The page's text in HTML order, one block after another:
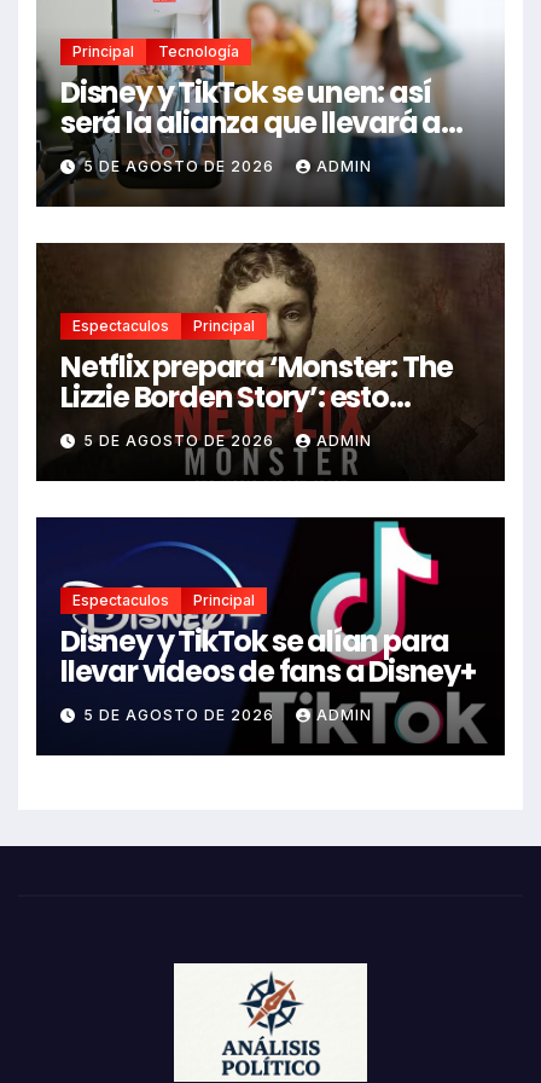
Principal Tecnología
Disney y TikTok se unen: así
será la alianza que llevará a
Mickey, Marvel y Star Wars a
los videos virales
5 DE AGOSTO DE 2026 ADMIN
Espectaculos Principal
Netflix prepara ‘Monster: The
Lizzie Borden Story’: esto
sabemos
5 DE AGOSTO DE 2026 ADMIN
Espectaculos Principal
Disney y TikTok se alían para
llevar videos de fans a Disney+
5 DE AGOSTO DE 2026 ADMIN